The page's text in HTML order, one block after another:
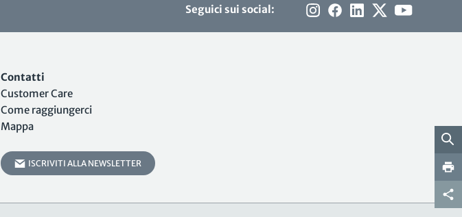
Seguici sui social:
Contatti
Customer Care
Come raggiungerci
Mappa
ISCRIVITI ALLA NEWSLETTER